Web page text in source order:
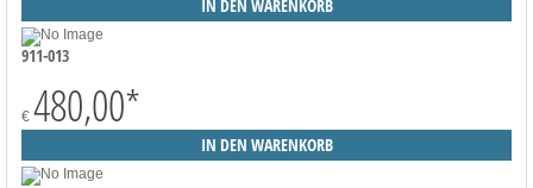
911-013
€ 480,00*